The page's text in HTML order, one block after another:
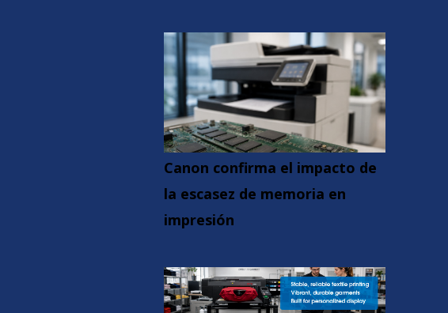
Canon confirma el impacto de
la escasez de memoria en
impresión